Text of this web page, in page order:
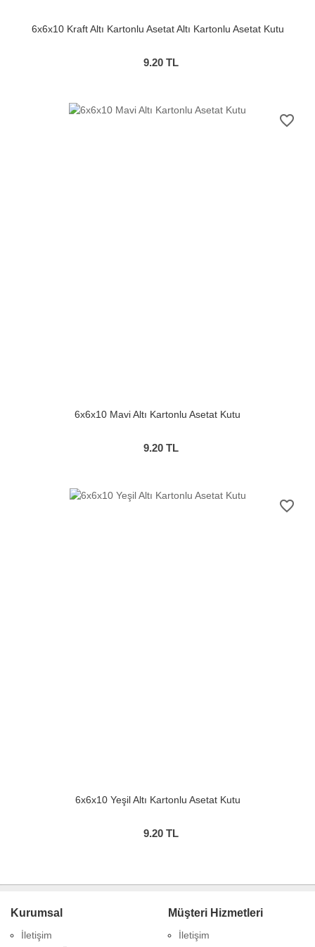
6x6x10 Kraft Altı Kartonlu Asetat Altı Kartonlu Asetat Kutu
9.20 TL
favorite_border
6x6x10 Mavi Altı Kartonlu Asetat Kutu
9.20 TL
favorite_border
6x6x10 Yeşil Altı Kartonlu Asetat Kutu
9.20 TL
Kurumsal
İletişim
Müşteri Hizmetleri
İletişim